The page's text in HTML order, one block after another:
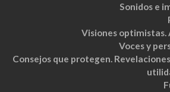
Sonidos e
Visiones
Voces y
Consejos que protegen.